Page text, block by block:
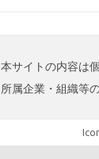
本サイトの内容は
所属企業・組織等